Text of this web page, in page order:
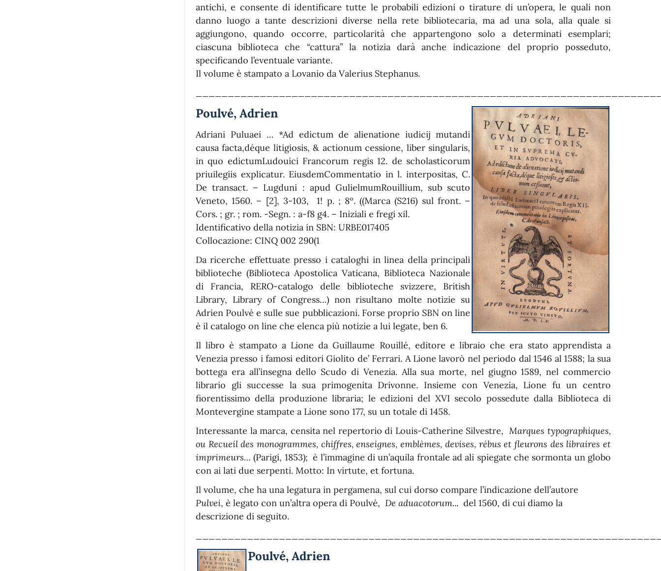
antichi, e consente di identificare tutte le probabili edizioni o tirature di un’opera, le quali non
danno luogo a tante descrizioni diverse nella rete bibliotecaria, ma ad una sola, alla quale si
aggiungono, quando occorre, particolarità che appartengono solo a determinati esemplari;
ciascuna biblioteca che “cattura” la notizia darà anche indicazione del proprio posseduto,
specificando l’eventuale variante.
Il volume è stampato a Lovanio da Valerius Stephanus.
Poulvé, Adrien
Adriani Puluaei … *Ad edictum de alienatione iudicij mutandi
causa facta,déque litigiosis, & actionum cessione, liber singularis,
in quo edictumLudouici Francorum regis 12. de scholasticorum
priuilegiis explicatur. EiusdemCommentatio in l. interpositas, C.
De transact. – Lugduni : apud GulielmumRouillium, sub scuto
Veneto, 1560. – [2], 3-103, 1! p. ; 8º. ((Marca (S216) sul front. –
Cors. ; gr. ; rom. -Segn. : a-f8 g4. – Iniziali e fregi xil.
Identificativo della notizia in SBN: URBE017405
Collocazione: CINQ 002 290(1
Da ricerche effettuate presso i cataloghi in linea della principali
biblioteche (Biblioteca Apostolica Vaticana, Biblioteca Nazionale
di Francia, RERO-catalogo delle biblioteche svizzere, British
Library, Library of Congress…) non risultano molte notizie su
Adrien Poulvé e sulle sue pubblicazioni. Forse proprio SBN on line
è il catalogo on line che elenca più notizie a lui legate, ben 6.
Il libro è stampato a Lione da Guillaume Rouillé, editore e libraio che era stato apprendista a
Venezia presso i famosi editori Giolito de’ Ferrari. A Lione lavorò nel periodo dal 1546 al 1588; la sua
bottega era all’insegna dello Scudo di Venezia. Alla sua morte, nel giugno 1589, nel commercio
librario gli successe la sua primogenita Drivonne. Insieme con Venezia, Lione fu un centro
fiorentissimo della produzione libraria; le edizioni del XVI secolo possedute dalla Biblioteca di
Montevergine stampate a Lione sono 177, su un totale di 1458.
Interessante la marca, censita nel repertorio di Louis-Catherine Silvestre,
Marques typographiques,
ou Recueil des monogrammes, chiffres, enseignes, emblèmes, devises, rébus et fleurons des libraires et
imprimeurs…(Parigi, 1853); è l’immagine di un’aquila frontale ad ali spiegate che sormonta un globo
con ai lati due serpenti. Motto: In virtute, et fortuna.
Il volume, che ha una legatura in pergamena, sul cui dorso compare l’indicazione dell’autore
Pulvei, è legato con un’altra opera di Poulvé, De aduacotorum... del 1560, di cui diamo la
descrizione di seguito.
Poulvé, Adrien